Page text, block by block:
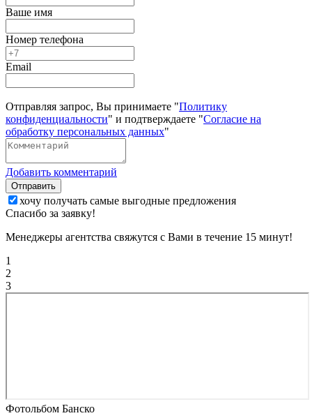
Ваше имя
Номер телефона
Email
Отправляя запрос, Вы принимаете "Политику
конфиденциальности" и подтверждаете "Согласие на
обработку персональных данных"
Добавить комментарий
Отправить
хочу получать самые выгодные предложения
Спасибо за заявку!
Менеджеры агентства свяжутся с Вами в течение 15 минут!
1
2
3
Фотольбом Банско